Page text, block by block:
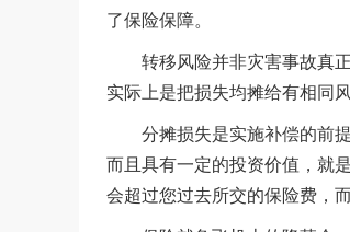
了保险保障。
转移风险并非灾害事故真正
实际上是把损失均摊给有相同
分摊损失是实施补偿的前提
而且具有一定的投资价值，就
会超过您过去所交的保险费，